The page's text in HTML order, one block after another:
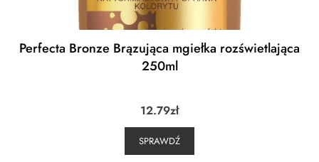
Perfecta Bronze Brązująca mgiełka rozświetlająca
250ml
12.79zł
SPRAWDŹ